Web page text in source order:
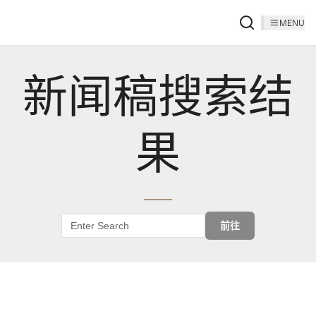
MENU
新闻稿搜索结
果
前往